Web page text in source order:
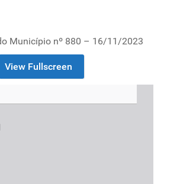
Município nº 880 – 16/11/2023
View Fullscreen